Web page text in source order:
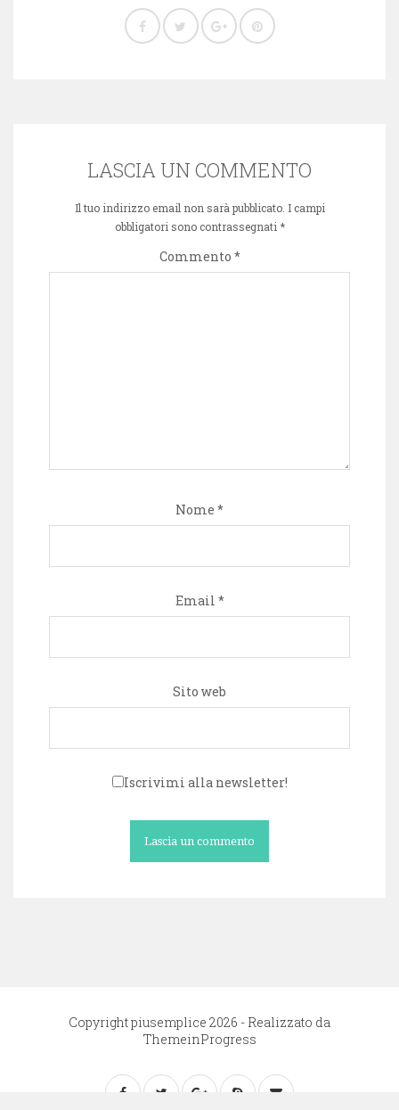
LASCIA UN COMMENTO
Il tuo indirizzo email non sarà pubblicato. I campi
obbligatori sono contrassegnati *
Commento *
Nome *
Email *
Sito web
Iscrivimi alla newsletter!
Copyright piusemplice 2026 - Realizzato da
ThemeinProgress